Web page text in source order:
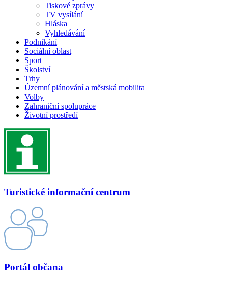
Tiskové zprávy
TV vysílání
Hláska
Vyhledávání
Podnikání
Sociální oblast
Sport
Školství
Trhy
Územní plánování a městská mobilita
Volby
Zahraniční spolupráce
Životní prostředí
Turistické informační centrum
Portál občana